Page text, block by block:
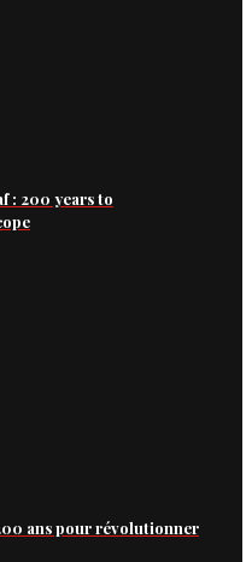
: 200 years to
ans pour révolutionner